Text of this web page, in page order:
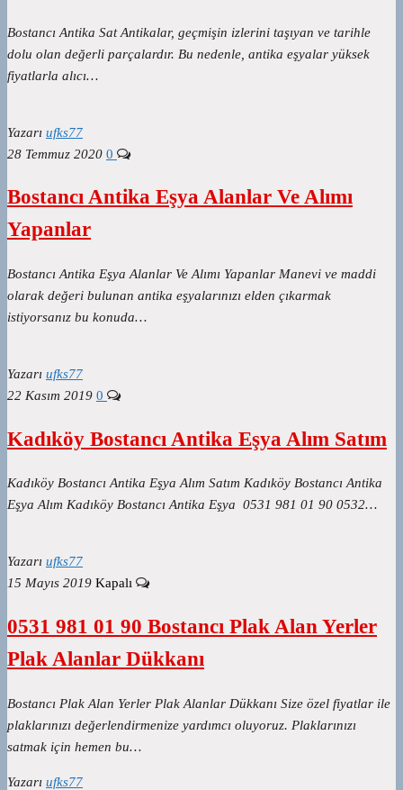
Bostancı Antika Sat Antikalar, geçmişin izlerini taşıyan ve tarihle
dolu olan değerli parçalardır. Bu nedenle, antika eşyalar yüksek
fiyatlarla alıcı…
Yazarı ufks77
28 Temmuz 2020 0
Bostancı Antika Eşya Alanlar Ve Alımı
Yapanlar
Bostancı Antika Eşya Alanlar Ve Alımı Yapanlar Manevi ve maddi
olarak değeri bulunan antika eşyalarınızı elden çıkarmak
istiyorsanız bu konuda…
Yazarı ufks77
22 Kasım 2019 0
Kadıköy Bostancı Antika Eşya Alım Satım
Kadıköy Bostancı Antika Eşya Alım Satım Kadıköy Bostancı Antika
Eşya Alım Kadıköy Bostancı Antika Eşya 0531 981 01 90 0532…
Yazarı ufks77
15 Mayıs 2019 Kapalı
0531 981 01 90 Bostancı Plak Alan Yerler
Plak Alanlar Dükkanı
Bostancı Plak Alan Yerler Plak Alanlar Dükkanı Size özel fiyatlar ile
plaklarınızı değerlendirmenize yardımcı oluyoruz. Plaklarınızı
satmak için hemen bu…
Yazarı ufks77